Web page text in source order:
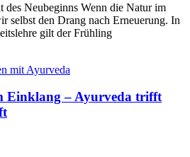
Neubeginns Wenn die Natur im
selbst den Drang nach Erneuerung. In
gilt der Frühling
Einklang – Ayurveda trifft